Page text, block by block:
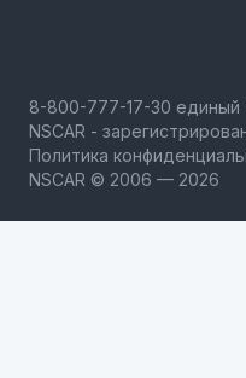
NSCAR -
Политика
NSCAR © 2006 — 2026